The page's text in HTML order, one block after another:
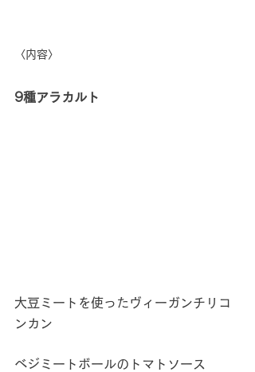
〈内容〉
9種アラカルト
大豆ミートを使ったヴィーガンチリコ
ンカン
ベジミートボールのトマトソース